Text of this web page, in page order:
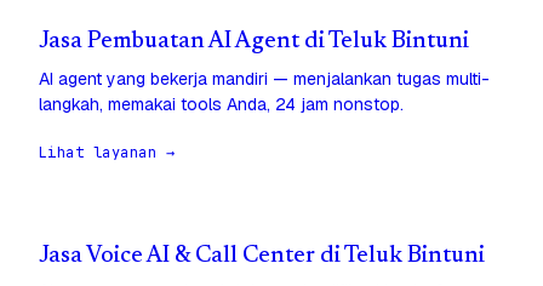
Jasa Pembuatan AI Agent di Teluk Bintuni
AI agent yang bekerja mandiri — menjalankan tugas multi-
langkah, memakai tools Anda, 24 jam nonstop.
Lihat layanan →
Jasa Voice AI & Call Center di Teluk Bintuni